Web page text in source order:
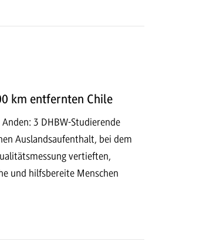
km entfernten Chile
3 DHBW-Studierende
Auslandsaufenthalt, bei dem
vertieften,
und hilfsbereite Menschen